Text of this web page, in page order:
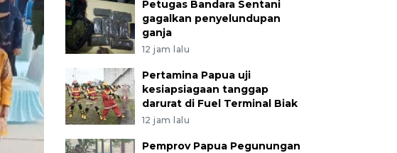
Petugas Bandara Sentani
gagalkan penyelundupan
ganja
12 jam lalu
Pertamina Papua uji
kesiapsiagaan tanggap
darurat di Fuel Terminal Biak
12 jam lalu
Pemprov Papua Pegunungan